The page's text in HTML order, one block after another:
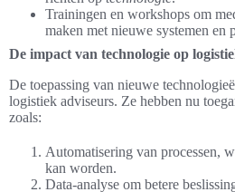
Trainingen en workshops om
maken met nieuwe systemen en
De impact van technologie op
De toepassing van nieuwe
logistiek adviseurs. Ze hebben nu
zoals:
Automatisering van processen,
kan worden.
Data-analyse om betere